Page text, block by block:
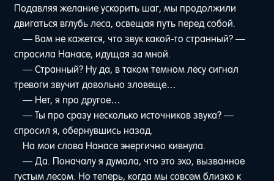
Подавляя желание ускорить шаг, мы продолжили
двигаться вглубь леса, освещая путь перед собой.
— Вам не кажется, что звук какой-то странный? —
спросила Нанасе, идущая за мной.
— Странный? Ну да, в таком темном лесу сигнал
тревоги звучит довольно зловеще…
— Нет, я про другое…
— Ты про сразу несколько источников звука? —
спросил я, обернувшись назад.
На мои слова Нанасе энергично кивнула.
— Да. Поначалу я думала, что это эхо, вызванное
густым лесом. Но теперь, когда мы совсем близко к